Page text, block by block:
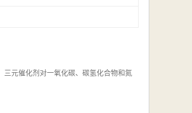
元催化剂对一氧化碳、碳氢化合物和氮